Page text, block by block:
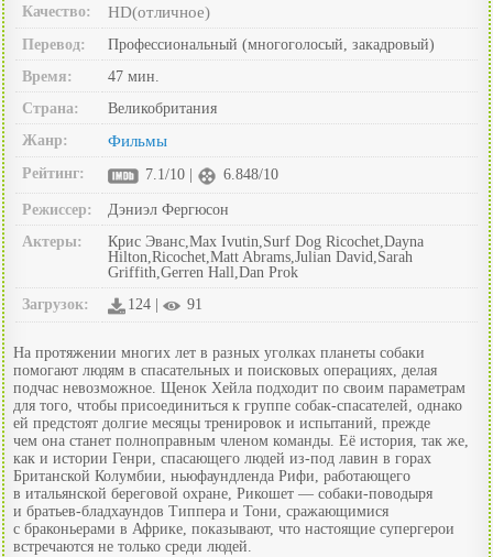
Качество:
HD(отличное)
Перевод:
Профессиональный (многоголосый, закадровый)
Время:
47 мин.
Страна:
Великобритания
Жанр:
Фильмы
Рейтинг: 7.1/10 | 6.848/10
Режиссер:
Дэниэл Фергюсон
Актеры:
Крис Эванс,Max Ivutin,Surf Dog Ricochet,Dayna
Hilton,Ricochet,Matt Abrams,Julian David,Sarah
Griffith,Gerren Hall,Dan Prok
Загрузок:
124 | 91
На протяжении многих лет в разных уголках планеты собаки
помогают людям в спасательных и поисковых операциях, делая
подчас невозможное. Щенок Хейла подходит по своим параметрам
для того, чтобы присоединиться к группе собак-спасателей, однако
ей предстоят долгие месяцы тренировок и испытаний, прежде
чем она станет полноправным членом команды. Её история, так же,
как и истории Генри, спасающего людей из-под лавин в горах
Британской Колумбии, ньюфаундленда Рифи, работающего
в итальянской береговой охране, Рикошет — собаки-поводыря
и братьев-бладхаундов Типпера и Тони, сражающимися
с браконьерами в Африке, показывают, что настоящие супергерои
встречаются не только среди людей.